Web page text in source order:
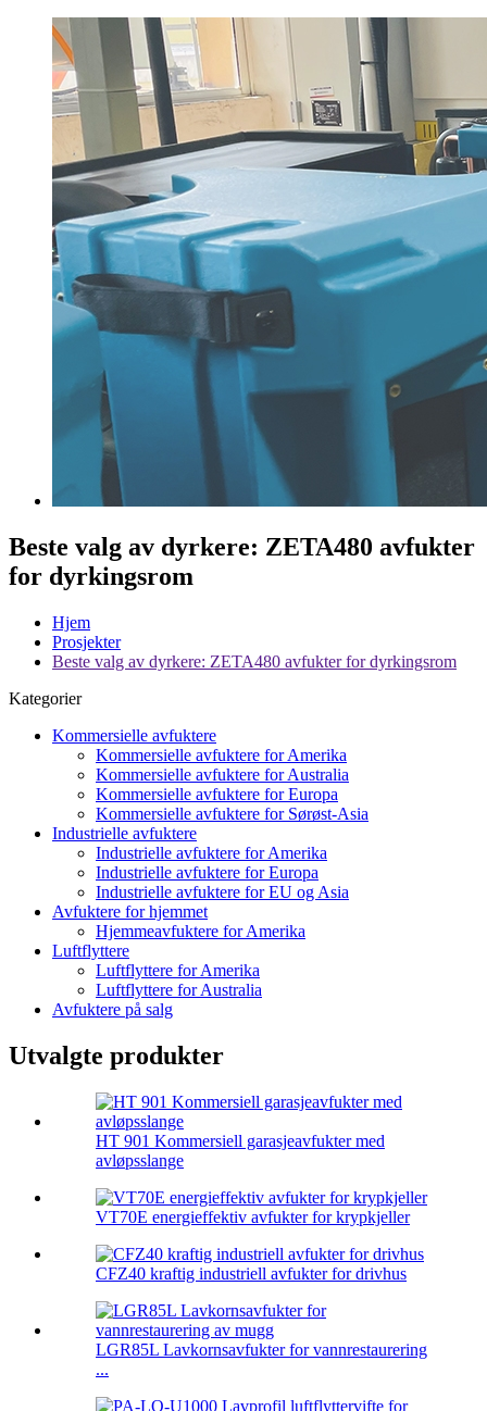
Beste valg av dyrkere: ZETA480 avfukter
for dyrkingsrom
Hjem
Prosjekter
Beste valg av dyrkere: ZETA480 avfukter for dyrkingsrom
Kategorier
Kommersielle avfuktere
Kommersielle avfuktere for Amerika
Kommersielle avfuktere for Australia
Kommersielle avfuktere for Europa
Kommersielle avfuktere for Sørøst-Asia
Industrielle avfuktere
Industrielle avfuktere for Amerika
Industrielle avfuktere for Europa
Industrielle avfuktere for EU og Asia
Avfuktere for hjemmet
Hjemmeavfuktere for Amerika
Luftflyttere
Luftflyttere for Amerika
Luftflyttere for Australia
Avfuktere på salg
Utvalgte produkter
HT 901 Kommersiell garasjeavfukter med
avløpsslange
VT70E energieffektiv avfukter for krypkjeller
CFZ40 kraftig industriell avfukter for drivhus
LGR85L Lavkornsavfukter for vannrestaurering
...